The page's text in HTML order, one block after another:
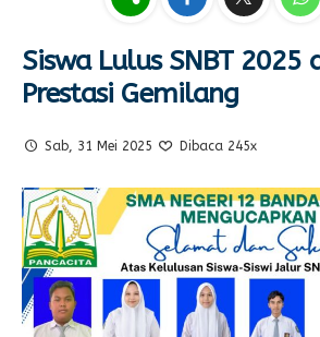
Akreditasi
Struktur Organisasi
Osis
Berita Sekolah
Artikel
Blog Guru
Ekstrakurikuler
Pramuka
Design Grafis
Ekonomi Kreatif
FASILITAS
GALERI
TAUTAN
E-LEARNING
ABSENSI
Siswa Lulus SNBT 2025
Prestasi Gemilang
Sab, 31 Mei 2025 Dibaca 245x